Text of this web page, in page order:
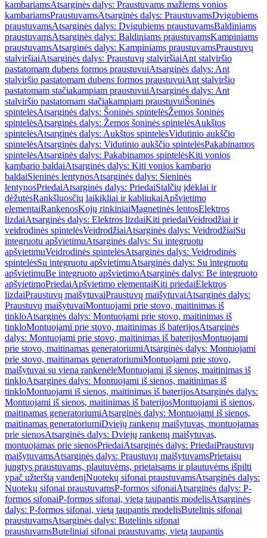
kambariamsAtsarginės dalys: Praustuvams mažiems vonios
kambariamsPraustuvamsAtsarginės dalys: PraustuvamsDvigubiems
praustuvamsAtsarginės dalys: Dvigubiems praustuvamsBaldiniams
praustuvamsAtsarginės dalys: Baldiniams praustuvamsKampiniams
praustuvamsAtsarginės dalys: Kampiniams praustuvamsPraustuvų
stalviršiaiAtsarginės dalys: Praustuvų stalviršiaiAnt stalviršio
pastatomam dubens formos praustuvuiAtsarginės dalys: Ant
stalviršio pastatomam dubens formos praustuvuiAnt stalviršio
pastatomam stačiakampiam praustuvuiAtsarginės dalys: Ant
stalviršio pastatomam stačiakampiam praustuvuiŠoninės
spintelėsAtsarginės dalys: Šoninės spintelėsŽemos šoninės
spintelėsAtsarginės dalys: Žemos šoninės spintelėsAukštos
spintelėsAtsarginės dalys: Aukštos spintelėsVidutinio aukščio
spintelėsAtsarginės dalys: Vidutinio aukščio spintelėsPakabinamos
spintelėsAtsarginės dalys: Pakabinamos spintelėsKiti vonios
kambario baldaiAtsarginės dalys: Kiti vonios kambario
baldaiSieninės lentynosAtsarginės dalys: Sieninės
lentynosPriedaiAtsarginės dalys: PriedaiStalčių įdėklai ir
dėžutėsRankšluosčių laikikliai ir kabliukaiApšvietimo
elementaiRankenosKojų rinkiniaiMagnetinės lentosElektros
lizdaiAtsarginės dalys: Elektros lizdaiKiti priedaiVeidrodžiai ir
veidrodinės spintelėsVeidrodžiaiAtsarginės dalys: VeidrodžiaiSu
integruotu apšvietimuAtsarginės dalys: Su integruotu
apšvietimuVeidrodinės spintelėsAtsarginės dalys: Veidrodinės
spintelėsSu integruotu apšvietimuAtsarginės dalys: Su integruotu
apšvietimuBe integruoto apšvietimoAtsarginės dalys: Be integruoto
apšvietimoPriedaiApšvietimo elementaiKiti priedaiElektros
lizdaiPraustuvų maišytuvaiPraustuvų maišytuvaiAtsarginės dalys:
Praustuvų maišytuvaiMontuojami prie stovo, maitinimas iš
tinkloAtsarginės dalys: Montuojami prie stovo, maitinimas iš
tinkloMontuojami prie stovo, maitinimas iš baterijosAtsarginės
dalys: Montuojami prie stovo, maitinimas iš baterijosMontuojami
prie stovo, maitinamas generatoriumiAtsarginės dalys: Montuojami
prie stovo, maitinamas generatoriumiMontuojami prie stovo,
maišytuvai su viena rankenėleMontuojami iš sienos, maitinimas iš
tinkloAtsarginės dalys: Montuojami iš sienos, maitinimas iš
tinkloMontuojami iš sienos, maitinimas iš baterijosAtsarginės dalys:
Montuojami iš sienos, maitinimas iš baterijosMontuojami iš sienos,
maitinamas generatoriumiAtsarginės dalys: Montuojami iš sienos,
maitinamas generatoriumiDviejų rankenų maišytuvas, montuojamas
prie sienosAtsarginės dalys: Dviejų rankenų maišytuvas,
montuojamas prie sienosPriedaiAtsarginės dalys: PriedaiPraustuvų
maišytuvamsAtsarginės dalys: Praustuvų maišytuvamsPrietaisų
jungtys praustuvams, plautuvėms, prietaisams ir plautuvėms išpilti
ypač užterštą vandenįNuotekų sifonai praustuvamsAtsarginės dalys:
Nuotekų sifonai praustuvamsP-formos sifonaiAtsarginės dalys: P-
formos sifonaiP-formos sifonai, vietą taupantis modelisAtsarginės
dalys: P-formos sifonai, vietą taupantis modelisButelinis sifonai
praustuvamsAtsarginės dalys: Butelinis sifonai
praustuvamsButeliniai sifonai praustuvams, vietą taupantis